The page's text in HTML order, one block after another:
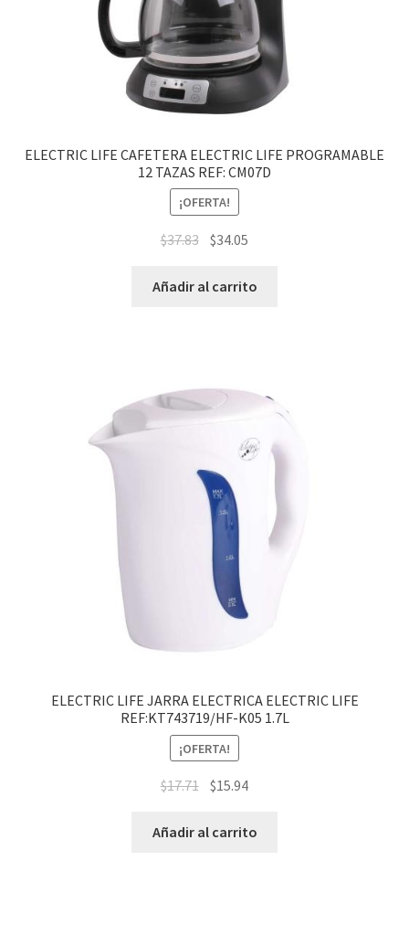
ELECTRIC LIFE CAFETERA ELECTRIC LIFE PROGRAMABLE
12 TAZAS REF: CM07D
¡OFERTA!
$37.83 $34.05
Añadir al carrito
ELECTRIC LIFE JARRA ELECTRICA ELECTRIC LIFE
REF:KT743719/HF-K05 1.7L
¡OFERTA!
$17.71 $15.94
Añadir al carrito